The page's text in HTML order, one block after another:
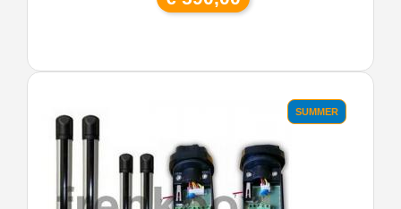
SUMMER